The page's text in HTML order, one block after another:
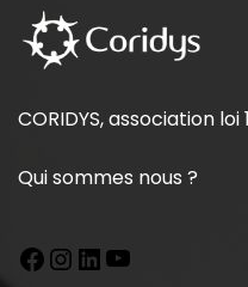
CORIDYS, association loi
Qui sommes nous ?